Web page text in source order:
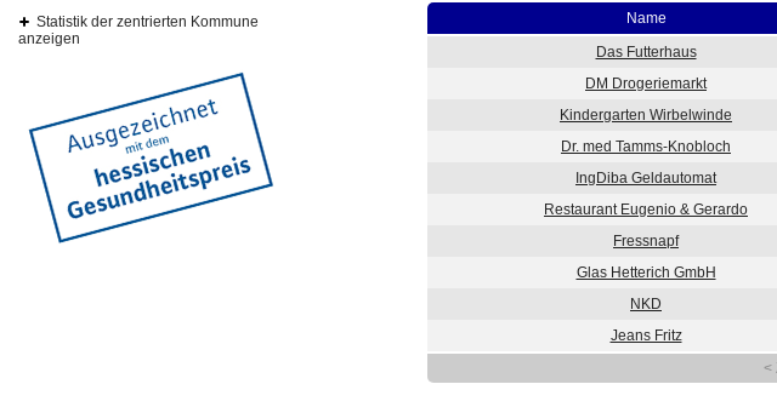
Statistik der zentrierten Kommune
anzeigen
Name
Das Futterhaus
DM Drogeriemarkt
Kindergarten Wirbelwinde
Dr. med Tamms-Knobloch
IngDiba Geldautomat
Restaurant Eugenio & Gerardo
Fressnapf
Glas Hetterich GmbH
NKD
Jeans Fritz
<